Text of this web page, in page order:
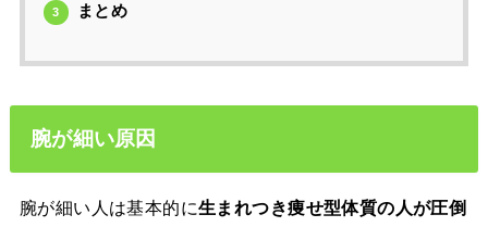
3 まとめ
腕が細い原因
腕が細い人は基本的に生まれつき痩せ型体質の人が圧倒